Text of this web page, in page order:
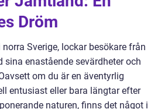
Dröm
Sverige, lockar besökare från
sina enastående sevärdheter och
om du är en äventyrlig
entusiast eller bara längtar efter
naturen, finns det något i